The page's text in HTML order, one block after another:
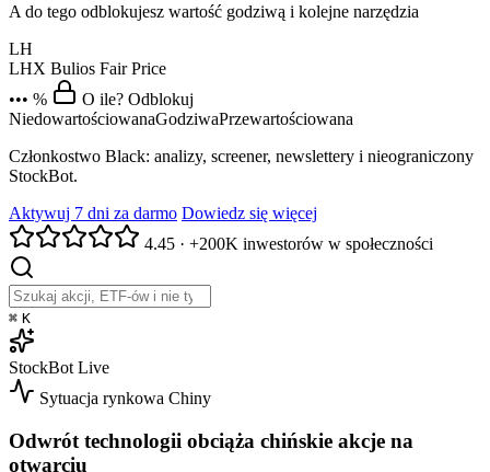
A do tego odblokujesz wartość godziwą i kolejne narzędzia
LH
LHX Bulios Fair Price
••• %
O ile? Odblokuj
NiedowartościowanaGodziwaPrzewartościowana
Członkostwo Black: analizy, screener, newslettery i nieograniczony
StockBot.
Aktywuj 7 dni za darmo Dowiedz się więcej
4.45 · +200K inwestorów w społeczności
⌘ K
StockBot Live
Sytuacja rynkowa Chiny
Odwrót technologii obciąża chińskie akcje na
otwarciu